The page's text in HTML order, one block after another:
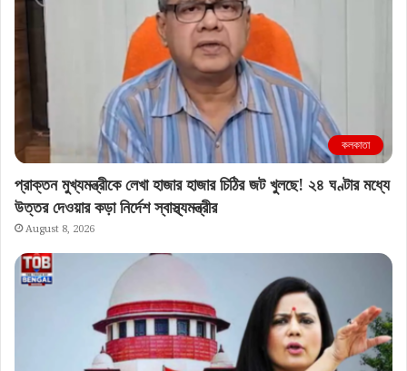
কলকাতা
প্রাক্তন মুখ্যমন্ত্রীকে লেখা হাজার হাজার চিঠির জট খুলছে! ২৪ ঘণ্টার মধ্যে
উত্তর দেওয়ার কড়া নির্দেশ স্বাস্থ্যমন্ত্রীর
August 8, 2026